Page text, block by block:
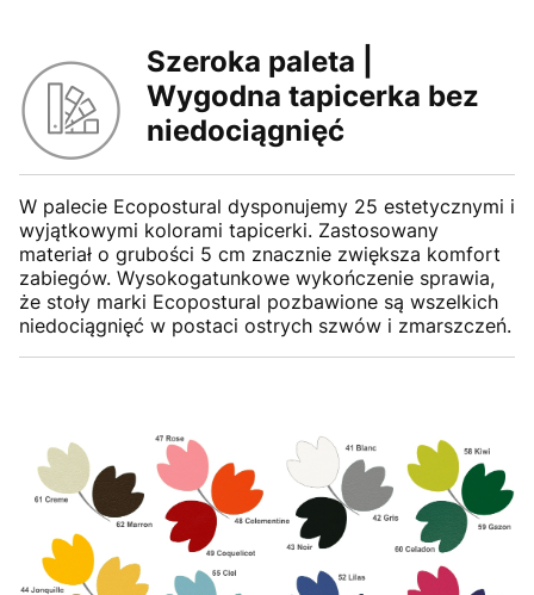
Szeroka paleta |
Wygodna tapicerka bez
niedociągnięć
W palecie Ecopostural dysponujemy 25 estetycznymi i
wyjątkowymi kolorami tapicerki. Zastosowany
materiał o grubości 5 cm znacznie zwiększa komfort
zabiegów. Wysokogatunkowe wykończenie sprawia,
że stoły marki Ecopostural pozbawione są wszelkich
niedociągnięć w postaci ostrych szwów i zmarszczeń.